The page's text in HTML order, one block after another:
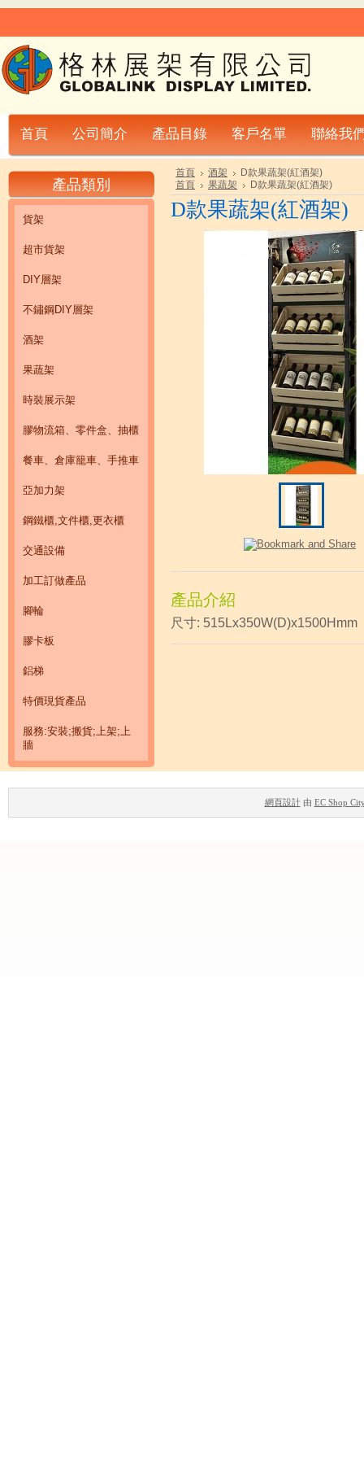
首頁 公司簡介 產品目錄 客戶名單 聯絡我
產品類別
貨架
超市貨架
DIY層架
不鏽鋼DIY層架
酒架
果蔬架
時裝展示架
膠物流箱、零件盒、抽櫃
餐車、倉庫籠車、手推車
亞加力架
鋼鐵櫃,文件櫃,更衣櫃
交通設備
加工訂做產品
腳輪
膠卡板
鋁梯
特價現貨產品
服務:安裝;搬貨;上架;上
牆
首頁 酒架
D款果蔬架(紅酒架)
首頁
果蔬架 D款果蔬架(紅酒架)
D款果蔬架(紅酒架)
產品介紹
尺寸: 515Lx350W(D)x1500Hmm
網頁設計由 EC Shop